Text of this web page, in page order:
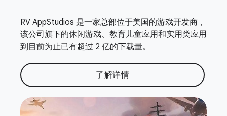
RV AppStudios 是一家总部位于美国的游戏开发商，
该公司旗下的休闲游戏、教育儿童应用和实用类应用
到目前为止已有超过 2 亿的下载量。
了解详情